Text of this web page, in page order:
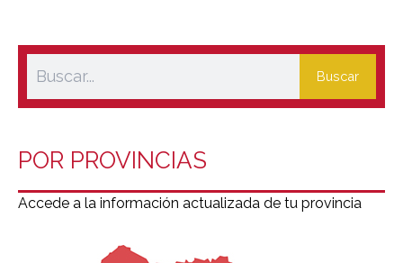
Buscar
POR PROVINCIAS
Accede a la información actualizada de tu provincia